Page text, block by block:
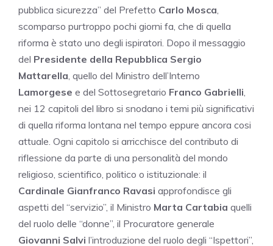
pubblica sicurezza” del Prefetto Carlo Mosca,
scomparso purtroppo pochi giorni fa, che di quella
riforma è stato uno degli ispiratori. Dopo il messaggio
del Presidente della Repubblica Sergio
Mattarella, quello del Ministro dell’Interno
Lamorgese e del Sottosegretario Franco Gabrielli,
nei 12 capitoli del libro si snodano i temi più significativi
di quella riforma lontana nel tempo eppure ancora cosi
attuale. Ogni capitolo si arricchisce del contributo di
riflessione da parte di una personalità del mondo
religioso, scientifico, politico o istituzionale: il
Cardinale Gianfranco Ravasi approfondisce gli
aspetti del “servizio”, il Ministro Marta Cartabia quelli
del ruolo delle “donne”, il Procuratore generale
Giovanni Salvi l’introduzione del ruolo degli “Ispettori”,